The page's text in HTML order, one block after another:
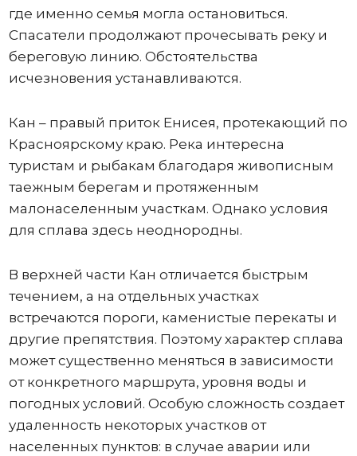
где именно семья могла остановиться.
Спасатели продолжают прочесывать реку и
береговую линию. Обстоятельства
исчезновения устанавливаются.
Кан – правый приток Енисея, протекающий по
Красноярскому краю. Река интересна
туристам и рыбакам благодаря живописным
таежным берегам и протяженным
малонаселенным участкам. Однако условия
для сплава здесь неоднородны.
В верхней части Кан отличается быстрым
течением, а на отдельных участках
встречаются пороги, каменистые перекаты и
другие препятствия. Поэтому характер сплава
может существенно меняться в зависимости
от конкретного маршрута, уровня воды и
погодных условий. Особую сложность создает
удаленность некоторых участков от
населенных пунктов: в случае аварии или